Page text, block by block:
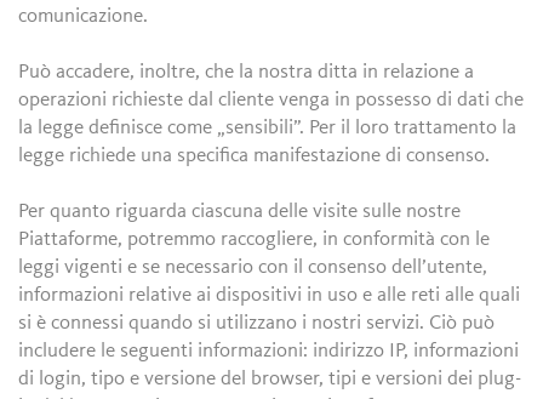
comunicazione.
Può accadere, inoltre, che la nostra ditta in relazione a
operazioni richieste dal cliente venga in possesso di dati che
la legge definisce come „sensibili”. Per il loro trattamento la
legge richiede una specifica manifestazione di consenso.
Per quanto riguarda ciascuna delle visite sulle nostre
Piattaforme, potremmo raccogliere, in conformità con le
leggi vigenti e se necessario con il consenso dell’utente,
informazioni relative ai dispositivi in uso e alle reti alle quali
si è connessi quando si utilizzano i nostri servizi. Ciò può
includere le seguenti informazioni: indirizzo IP, informazioni
di login, tipo e versione del browser, tipi e versioni dei plug-